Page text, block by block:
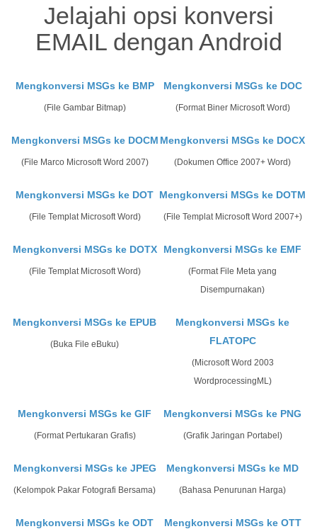
Jelajahi opsi konversi
EMAIL dengan Android
Mengkonversi MSGs ke BMP
(File Gambar Bitmap)
Mengkonversi MSGs ke DOC
(Format Biner Microsoft Word)
Mengkonversi MSGs ke DOCM
(File Marco Microsoft Word 2007)
Mengkonversi MSGs ke DOCX
(Dokumen Office 2007+ Word)
Mengkonversi MSGs ke DOT
(File Templat Microsoft Word)
Mengkonversi MSGs ke DOTM
(File Templat Microsoft Word 2007+)
Mengkonversi MSGs ke DOTX
(File Templat Microsoft Word)
Mengkonversi MSGs ke EMF
(Format File Meta yang
Disempurnakan)
Mengkonversi MSGs ke EPUB
(Buka File eBuku)
Mengkonversi MSGs ke
FLATOPC
(Microsoft Word 2003
WordprocessingML)
Mengkonversi MSGs ke GIF
(Format Pertukaran Grafis)
Mengkonversi MSGs ke PNG
(Grafik Jaringan Portabel)
Mengkonversi MSGs ke JPEG
(Kelompok Pakar Fotografi Bersama)
Mengkonversi MSGs ke MD
(Bahasa Penurunan Harga)
Mengkonversi MSGs ke ODT Mengkonversi MSGs ke OTT